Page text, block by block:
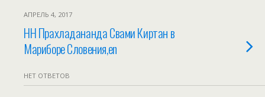
АПРЕЛЬ 4, 2017
HH Прахладананда Свами Киртан в
Мариборе Словения,en
НЕТ ОТВЕТОВ